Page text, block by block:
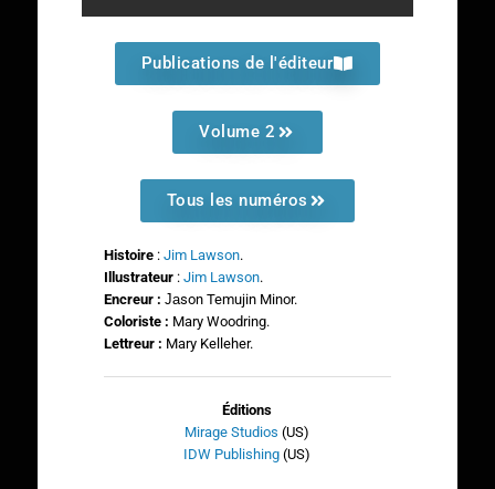
Publications de l'éditeur
Volume 2
Tous les numéros
Histoire: Jim Lawson.
Illustrateur : Jim Lawson.
Encreur : Jason Temujin Minor.
Coloriste : Mary Woodring.
Lettreur : Mary Kelleher.
Éditions
Mirage Studios (US)
IDW Publishing (US)